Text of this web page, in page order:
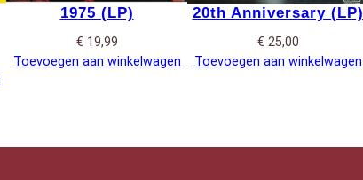
1975 (LP)
€ 19,99
Toevoegen aan winkelwagen
20th Anniversary (LP)
€ 25,00
Toevoegen aan winkelwagen